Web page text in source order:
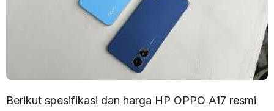
Berikut spesifikasi dan harga HP OPPO A17 resmi